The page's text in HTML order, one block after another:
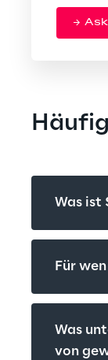
Was ist
Für
Was
von